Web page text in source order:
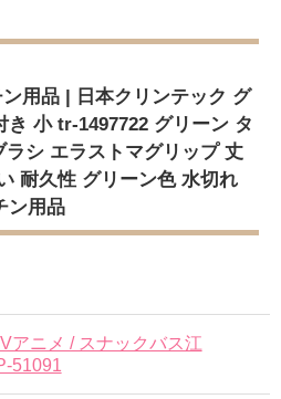
用品 | 日本クリンテック グ
き 小 tr-1497722 グリーン タ
シ エラストマグリップ 丈
耐久性 グリーン色 水切れ
ン用品
アニメ / スナックバス江
51091